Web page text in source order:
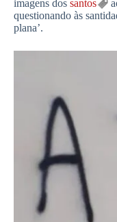
imagens dos santos
questionando às
plana’.